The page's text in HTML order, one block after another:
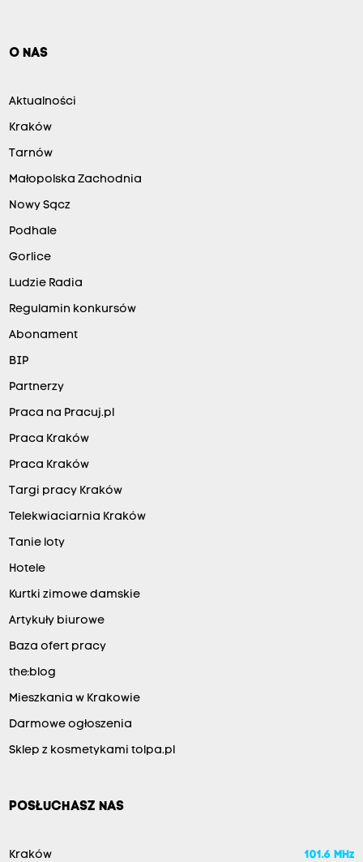
O NAS
Aktualności
Kraków
Tarnów
Małopolska Zachodnia
Nowy Sącz
Podhale
Gorlice
Ludzie Radia
Regulamin konkursów
Abonament
BIP
Partnerzy
Praca na Pracuj.pl
Praca Kraków
Praca Kraków
Targi pracy Kraków
Telekwiaciarnia Kraków
Tanie loty
Hotele
Kurtki zimowe damskie
Artykuły biurowe
Baza ofert pracy
the:blog
Mieszkania w Krakowie
Darmowe ogłoszenia
Sklep z kosmetykami tolpa.pl
POSŁUCHASZ NAS
Kraków 101.6 MHz